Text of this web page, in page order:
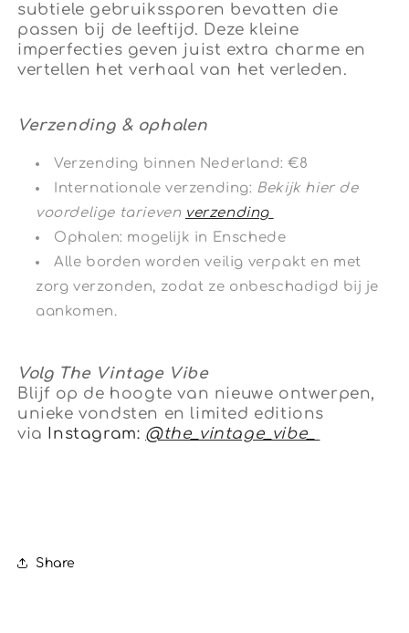
subtiele gebruikssporen bevatten die
passen bij de leeftijd. Deze kleine
imperfecties geven juist extra charme en
vertellen het verhaal van het verleden.
Verzending & ophalen
Verzending binnen Nederland: €8
Internationale verzending: Bekijk hier de
voordelige tarieven verzending
Ophalen: mogelijk in Enschede
Alle borden worden veilig verpakt en met
zorg verzonden, zodat ze onbeschadigd bij je
aankomen.
Volg The Vintage Vibe
Blijf op de hoogte van nieuwe ontwerpen,
unieke vondsten en limited editions
via Instagram: @the_vintage_vibe_
Share